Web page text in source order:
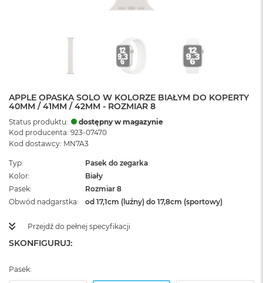
APPLE OPASKA SOLO W KOLORZE BIAŁYM DO KOPERTY
40MM / 41MM / 42MM - ROZMIAR 8
Status produktu:
dostępny w magazynie
Kod producenta: 923-07470
Kod dostawcy: MN7A3
Typ
Pasek do zegarka
Kolor
Biały
Pasek
Rozmiar 8
Obwód nadgarstka
od 17,1cm (luźny) do 17,8cm (sportowy)
Przejdź do pełnej specyfikacji
SKONFIGURUJ:
Pasek: